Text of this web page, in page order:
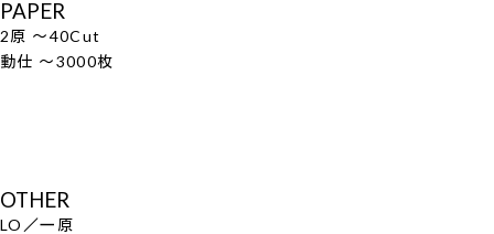
PAPER
2原 ～40Cut
動仕 ～3000枚
OTHER
LO／一原